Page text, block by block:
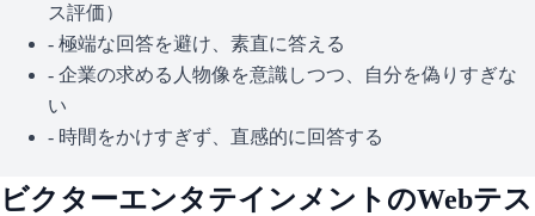
ス評価）
- 極端な回答を避け、素直に答える
- 企業の求める人物像を意識しつつ、自分を偽りすぎな
い
- 時間をかけすぎず、直感的に回答する
ビクターエンタテインメント のWebテス